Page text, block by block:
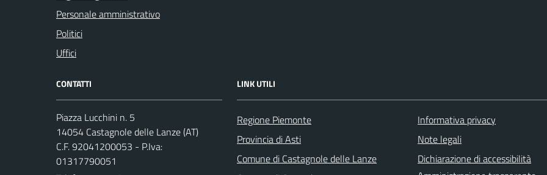
Personale amministrativo
Politici
Uffici
CONTATTI
Piazza Lucchini n. 5
14054 Castagnole delle Lanze (AT)
C.F. 92041200053 - P.Iva:
01317790051
LINK UTILI
Regione Piemonte
Provincia di Asti
Comune di Castagnole delle Lanze
Informativa privacy
Note legali
Dichiarazione di accessibilità